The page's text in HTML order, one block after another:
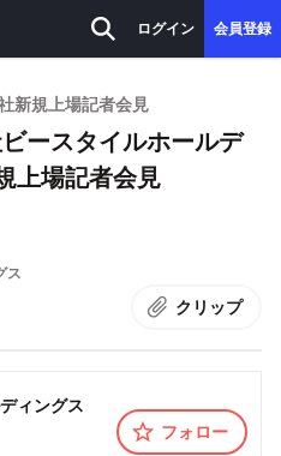
ログイン 会員登録
新規上場記者会見
ースタイルホールデ
上場記者会見
ス
クリップ
ィングス
フォロー